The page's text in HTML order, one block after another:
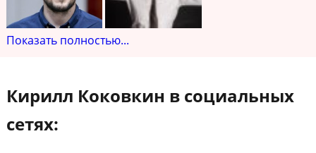
Показать полностью...
Кирилл Коковкин в социальных
сетях: